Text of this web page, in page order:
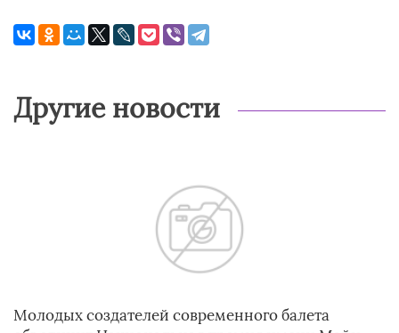
Другие новости
Молодых создателей современного балета